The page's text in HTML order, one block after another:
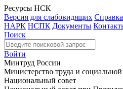
Ресурсы НСК
Версия для слабовидящих Справка
НАРК НСПК Документы
Поиск
Войти
Минтруд России
Министерство труда и
Национальный совет